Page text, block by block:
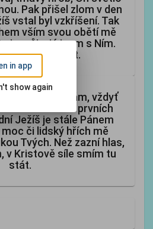
Pak přišel zlom v den
vstal byl vzkříšení. Tak
vším svou obětí mě
je můj a já jsem s Ním.
mi dává žít.
svém srdci mám, vždyť
sám. Od prvních
Ježíš je stále Pánem
či lidský hřích mě
Tvých. Než zazní hlas,
v Kristově síle smím tu
stát.
in app
show again